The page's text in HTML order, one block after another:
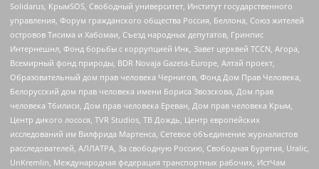
Solidarus, КрымSOS, Свободный университет, Институт государственного
управления, Форум гражданского общества Россия, Беллона, Союз жителей
островов Тисима и Хабомаи, Съезд народных депутатов, Гринпис
Интернешнл, Фонд борьбы с коррупцией Инк, Завет церквей TCCN, Агора,
Всемирный фонд природы, BDR Novaja Gazeta-Europe, Алтай проект,
Образовательный дом прав человека Чернигов, Фонд Дом Прав Человека,
Белорусский дом прав человека имени Бориса Звозскова, Дом прав
человека Тбилиси, Дом прав человека Ереван, Дом прав человека Крым,
Центр дикого лосося, TVR Studios, ТВ Дождь, Центр европейских
исследований им Вилфрида Мартенса, Сетевое объединение журналистов
расследователей, АЛЛАТРА, За свободную Россию, Свободная Бурятия, Uralic,
UnKremlin, Международная федерация транспортных рабочих, ИстЧам